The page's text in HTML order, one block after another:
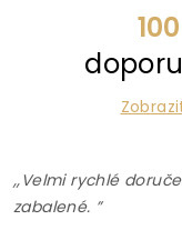
,,Velmi rychlé
zabalené. ”